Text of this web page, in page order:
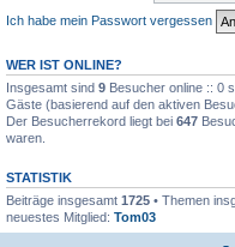
Ich habe mein Passwort vergessen
WER IST ONLINE?
Insgesamt sind 9 Besucher online :: 0
Gäste (basierend auf den aktiven
Der Besucherrekord liegt bei 647
waren.
STATISTIK
Beiträge insgesamt 1725 • Themen
neuestes Mitglied: Tom03